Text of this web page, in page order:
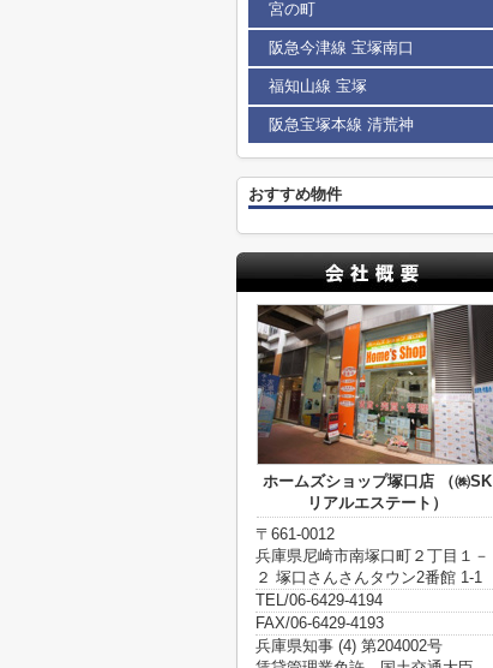
宮の町
阪急今津線 宝塚南口
福知山線 宝塚
阪急宝塚本線 清荒神
おすすめ物件
ホームズショップ塚口店 （㈱SK
リアルエステート）
〒661-0012
兵庫県尼崎市南塚口町２丁目１－
２ 塚口さんさんタウン2番館 1-1
TEL/06-6429-4194
FAX/06-6429-4193
兵庫県知事 (4) 第204002号